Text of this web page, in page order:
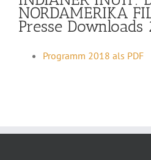
NORDAMERIKA
Presse Downloads
Programm 2018 als PDF